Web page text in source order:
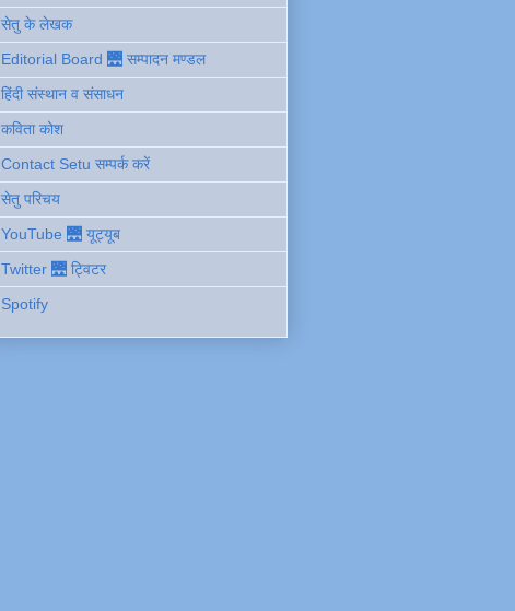
सेतु के लेखक
Editorial Board 🌉 सम्पादन मण्डल
हिंदी संस्थान व संसाधन
कविता कोश
Contact Setu सम्पर्क करें
सेतु परिचय
YouTube 🌉 यूट्यूब
Twitter 🌉 ट्विटर
Spotify